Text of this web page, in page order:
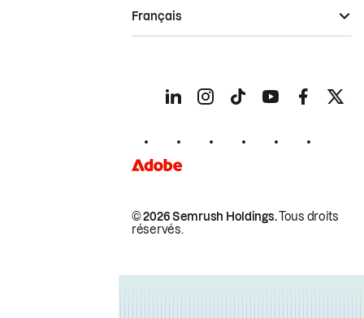
© 2026 Semrush Holdings.Tous droits
réservés.
Français